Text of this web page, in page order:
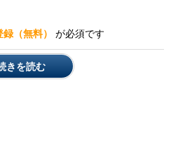
（無料） が必須です
きを読む